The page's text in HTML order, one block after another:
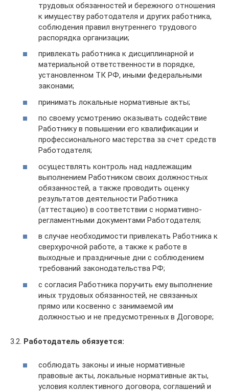
трудовых обязанностей и бережного отношения
к имуществу работодателя и других работника,
соблюдения правил внутреннего трудового
распорядка организации;
привлекать работника к дисциплинарной и
материальной ответственности в порядке,
установленном ТК РФ, иными федеральными
законами;
принимать локальные нормативные акты;
по своему усмотрению оказывать содействие
Работнику в повышении его квалификации и
профессионального мастерства за счет средств
Работодателя;
осуществлять контроль над надлежащим
выполнением Работником своих должностных
обязанностей, а также проводить оценку
результатов деятельности Работника
(аттестацию) в соответствии с нормативно-
регламентными документами Работодателя;
в случае необходимости привлекать Работника к
сверхурочной работе, а также к работе в
выходные и праздничные дни с соблюдением
требований законодательства РФ;
с согласия Работника поручить ему выполнение
иных трудовых обязанностей, не связанных
прямо или косвенно с занимаемой им
должностью и не предусмотренных в Договоре;
3.2. Работодатель обязуется:
соблюдать законы и иные нормативные
правовые акты, локальные нормативные акты,
условия коллективного договора, соглашений и